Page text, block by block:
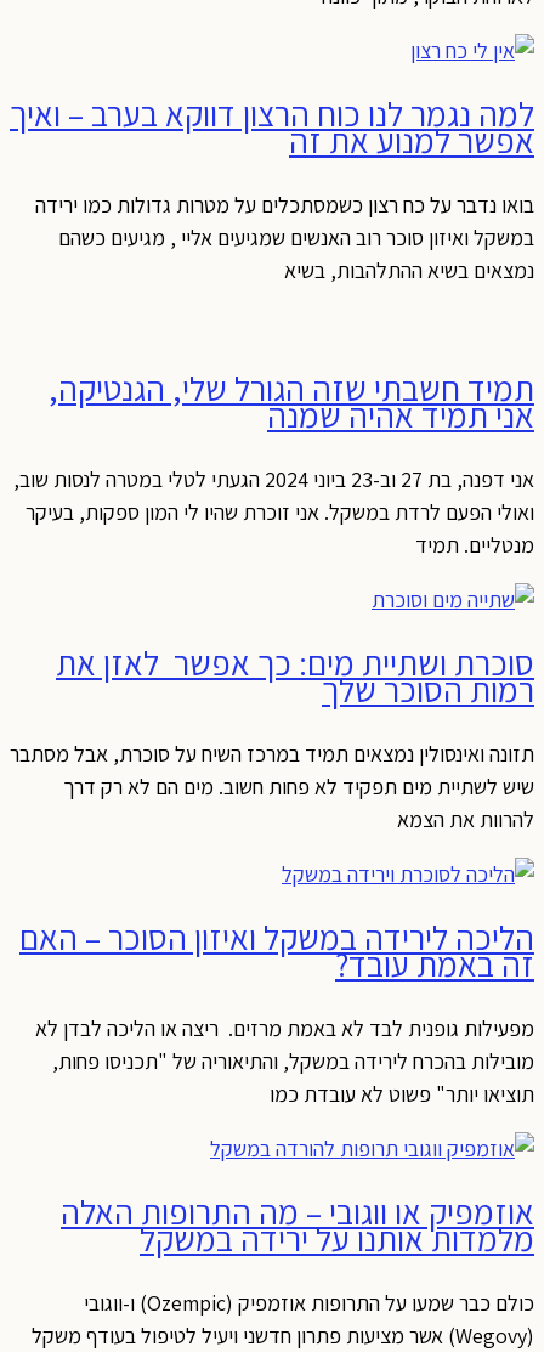
למה נגמר לנו כוח הרצון דווקא בערב – ואיך
אפשר למנוע את זה
בואו נדבר על כח רצון כשמסתכלים על מטרות גדולות כמו ירידה
במשקל ואיזון סוכר רוב האנשים שמגיעים אליי , מגיעים כשהם
נמצאים בשיא ההתלהבות, בשיא
תמיד חשבתי שזה הגורל שלי, הגנטיקה,
אני תמיד אהיה שמנה
אני דפנה, בת 27 וב-23 ביוני 2024 הגעתי לטלי במטרה לנסות שוב,
ואולי הפעם לרדת במשקל. אני זוכרת שהיו לי המון ספקות, בעיקר
מנטליים. תמיד
סוכרת ושתיית מים: כך אפשר לאזן את
רמות הסוכר שלך
תזונה ואינסולין נמצאים תמיד במרכז השיח על סוכרת, אבל מסתבר
שיש לשתיית מים תפקיד לא פחות חשוב. מים הם לא רק דרך
להרוות את הצמא
הליכה לירידה במשקל ואיזון הסוכר – האם
זה באמת עובד?
מפעילות גופנית לבד לא באמת מרזים. ריצה או הליכה לבדן לא
מובילות בהכרח לירידה במשקל, והתיאוריה של "תכניסו פחות,
תוציאו יותר" פשוט לא עובדת כמו
אוזמפיק או ווגובי – מה התרופות האלה
מלמדות אותנו על ירידה במשקל
כולם כבר שמעו על התרופות אוזמפיק (Ozempic) ו-ווגובי
(Wegovy) אשר מציעות פתרון חדשני ויעיל לטיפול בעודף משקל